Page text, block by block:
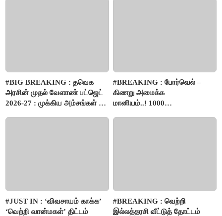
#BIG BREAKING : தவெக
அரசின் முதல் வேளாண் பட்ஜெட்
2026-27 : முக்கிய அம்சங்கள் ஓர்
#BREAKING : போர்வெல் –
கிணறு அமைக்க
மானியம்..! 1000
#JUST IN : ‘விவசாயம் காக்க’
‘வெற்றி வான்மகள்’ திட்டம்
#BREAKING : வெற்றி
இல்லத்தரசி வீட்டுத் தோட்டம்